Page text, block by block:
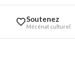
Soutenez
Mécénat culturel